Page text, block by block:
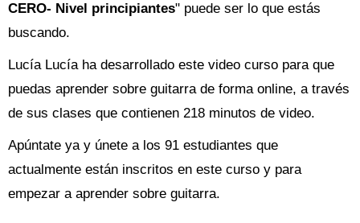
CERO- Nivel principiantes" puede ser lo que estás
buscando.
Lucía Lucía ha desarrollado este video curso para que
puedas aprender sobre guitarra de forma online, a través
de sus clases que contienen 218 minutos de video.
Apúntate ya y únete a los 91 estudiantes que
actualmente están inscritos en este curso y para
empezar a aprender sobre guitarra.